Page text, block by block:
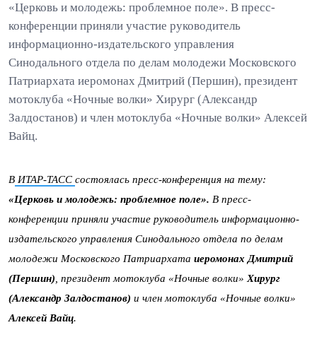
«Церковь и молодежь: проблемное поле». В пресс-
конференции приняли участие руководитель
информационно-издательского управления
Синодального отдела по делам молодежи Московского
Патриархата иеромонах Дмитрий (Першин), президент
мотоклуба «Ночные волки» Хирург (Александр
Залдостанов) и член мотоклуба «Ночные волки» Алексей
Вайц.
В ИТАР-ТАСС состоялась пресс-конференция на тему:
«Церковь и молодежь: проблемное поле». В пресс-
конференции приняли участие руководитель информационно-
издательского управления Синодального отдела по делам
молодежи Московского Патриархата иеромонах Дмитрий
(Першин) , президент мотоклуба «Ночные волки» Хирург
(Александр Залдостанов) и член мотоклуба «Ночные волки»
Алексей Вайц.